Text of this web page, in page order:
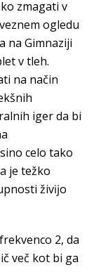
zmagati v
ogledu
na Gimnaziji
v tleh.
na način
iger da bi
celo tako
je težko
živĳo
2, da
več kot bi ga